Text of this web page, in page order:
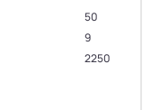
50
9
2250